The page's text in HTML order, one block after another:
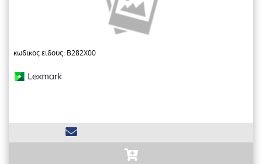
κωδικος ειδους: B282X00